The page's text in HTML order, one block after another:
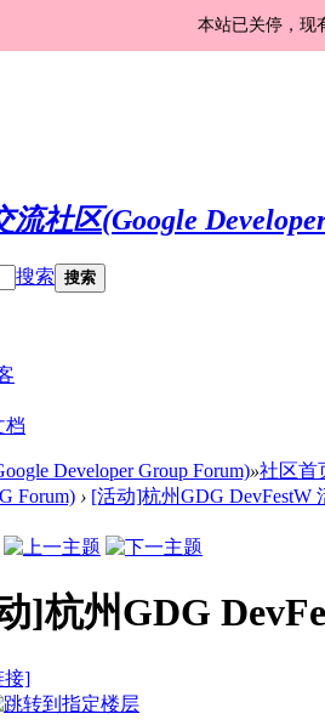
本站已关停，现
搜索 搜索
档
Developer Group Forum)»社区首
Forum) › [活动]杭州GDG DevFestW
]杭州GDG
接]